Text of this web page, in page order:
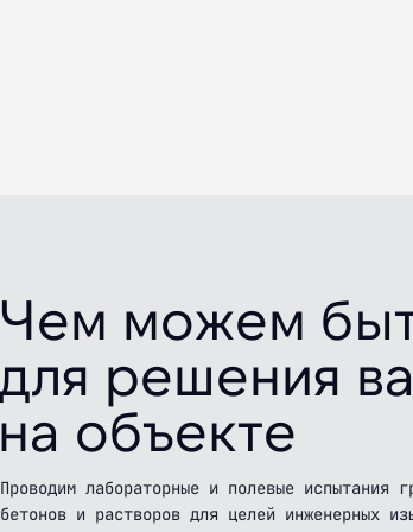
Проводим лабораторные и полевые испытания
бетонов и растворов для целей инженерных
Чем можем
для решения
на объекте